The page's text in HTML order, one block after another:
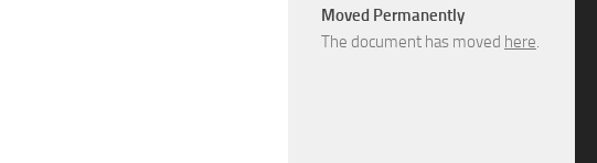
Moved Permanently
The document has moved here.